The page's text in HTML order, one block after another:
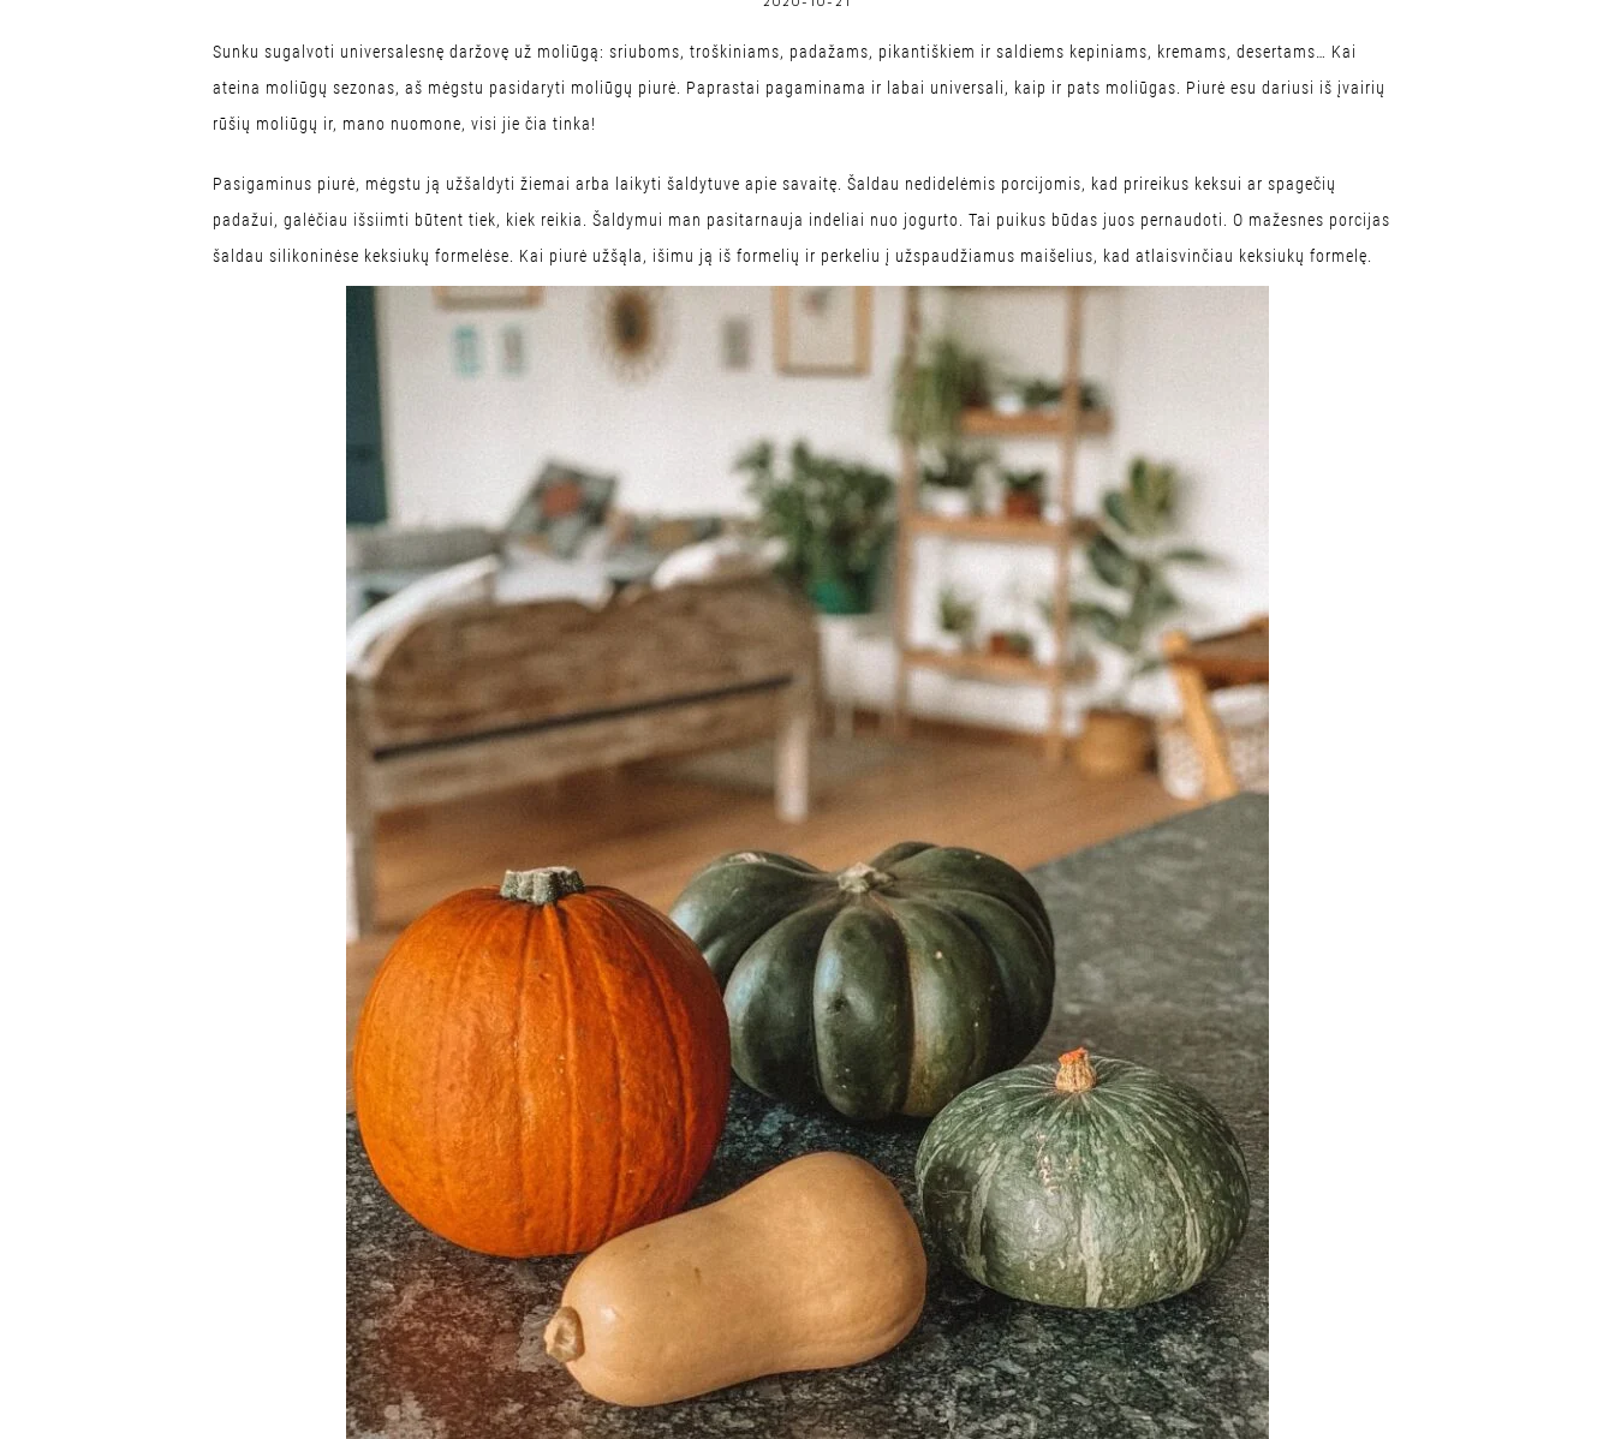
Sunku sugalvoti universalesnę daržovę už moliūgą: sriuboms, troškiniams, padažams, pikantiškiem ir saldiems kepiniams, kremams, desertams… Kai
ateina moliūgų sezonas, aš mėgstu pasidaryti moliūgų piurė. Paprastai pagaminama ir labai universali, kaip ir pats moliūgas. Piurė esu dariusi iš įvairių
rūšių moliūgų ir, mano nuomone, visi jie čia tinka!
Pasigaminus piurė, mėgstu ją užšaldyti žiemai arba laikyti šaldytuve apie savaitę. Šaldau nedidelėmis porcijomis, kad prireikus keksui ar spagečių
padažui, galėčiau išsiimti būtent tiek, kiek reikia. Šaldymui man pasitarnauja indeliai nuo jogurto. Tai puikus būdas juos pernaudoti. O mažesnes porcijas
šaldau silikoninėse keksiukų formelėse. Kai piurė užšąla, išimu ją iš formelių ir perkeliu į užspaudžiamus maišelius, kad atlaisvinčiau keksiukų formelę.